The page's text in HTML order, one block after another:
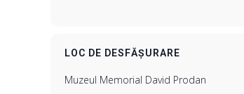
LOC DE DESFĂȘURARE
Muzeul Memorial David Prodan